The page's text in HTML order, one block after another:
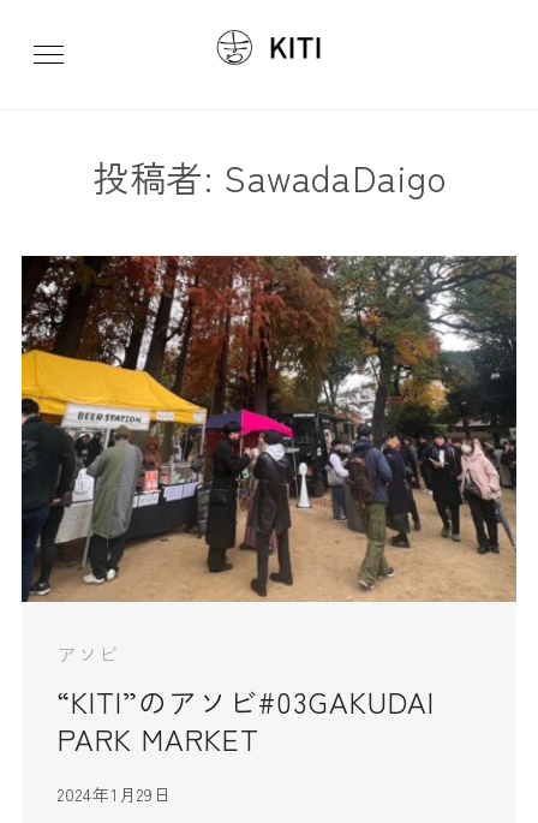
投稿者: SawadaDaigo
アソビ
“KITI”のアソビ#03GAKUDAI
PARK MARKET
2024年1月29日